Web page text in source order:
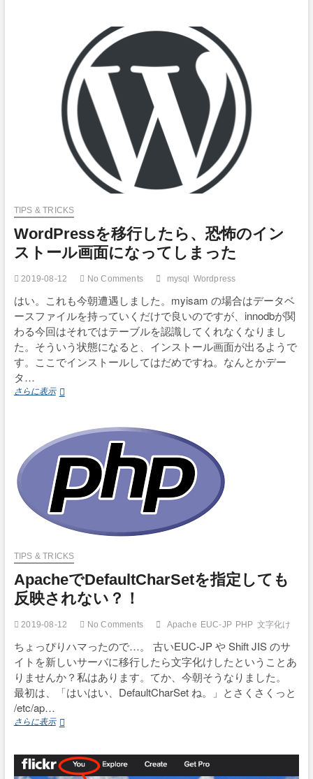
gamma.app
か
な
TIPS & TRICKS
WordPressを移行したら、恐怖のイン
ストール画面になってしまった
2019-08-12 No Comments mysql Wordpress
はい。これも今朝遭遇しました。myisam の場合はデータベ
ースファイルを持っていくだけで良いのですが、innodbが関
わる今回はそれではテーブルを認識してくれなくなりまし
た。そういう状態になると、インストール画面が出るようで
す。ここでインストールしてはだめですね。なんとかデー
タ…
さらに表示WordPress
し
た
ら、
恐
の
イ
ン
ト
ー
ル
画
面
な
っ
て
し
ま
っ
TIPS & TRICKS
ApacheでDefaultCharSetを指定しても
反映されない？！
2019-08-12 No Comments Apache EUC-JP PHP 文字化け
ちょっぴりハマったので…。 古いEUC-JP や Shift JIS のサ
イトを新しいサーバに移行したら文字化けしたということあ
りませんか？私はあります。てか、今朝そうなりました。
最初は、「はいはい、DefaultCharSet ね。」とさくさくっと
/etc/ap…
さらに表示Apache
を
指